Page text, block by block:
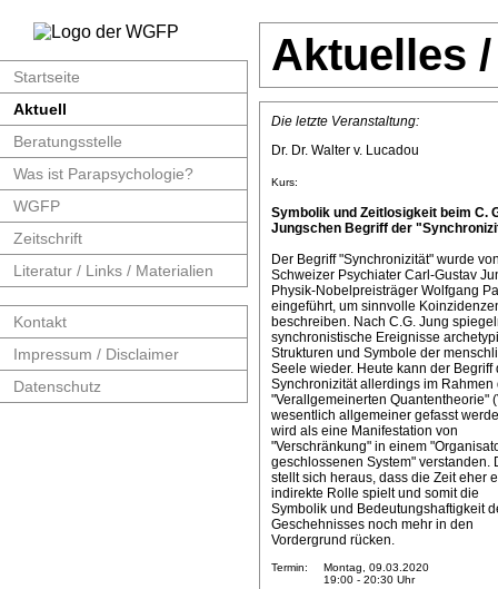
Startseite
Aktuell
Beratungsstelle
Was ist Parapsychologie?
WGFP
Zeitschrift
Literatur / Links / Materialien
Kontakt
Impressum / Disclaimer
Datenschutz
Aktuelles
Die letzte Veranstaltung:
Dr. Dr. Walter v. Lucadou
Kurs:
Symbolik und Zeitlosigkeit beim C.
Jungschen Begriff der
Der Begriff "Synchronizität" wurde
Schweizer Psychiater Carl-Gustav
Physik-Nobelpreisträger Wolfgang
eingeführt, um sinnvolle
beschreiben. Nach C.G. Jung
synchronistische Ereignisse
Strukturen und Symbole der
Seele wieder. Heute kann der Begriff
Synchronizität allerdings im Rahmen
"Verallgemeinerten Quantentheorie"
wesentlich allgemeiner gefasst
wird als eine Manifestation von
"Verschränkung" in einem
geschlossenen System" verstanden.
stellt sich heraus, dass die Zeit eher
indirekte Rolle spielt und somit die
Symbolik und Bedeutungshaftigkeit
Geschehnisses noch mehr in den
Vordergrund rücken.
Termin:
Montag, 09.03.2020
19:00 - 20:30 Uhr